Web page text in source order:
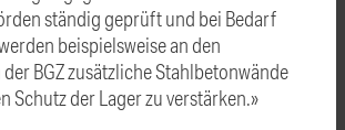
ständig geprüft und bei Bedarf
beispielsweise an den
BGZ zusätzliche Stahlbetonwände
Schutz der Lager zu verstärken.»